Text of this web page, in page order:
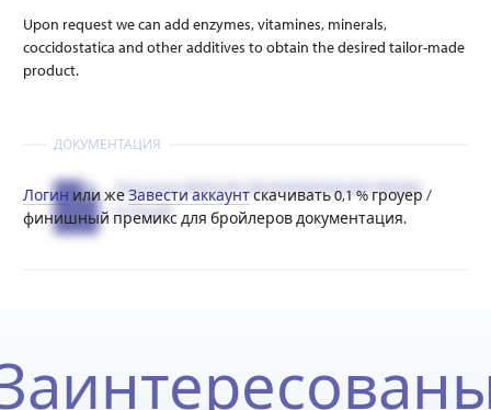
Upon request we can add enzymes, vitamines, minerals,
coccidostatica and other additives to obtain the desired tailor-made
product.
ДОКУМЕНТАЦИЯ
Datasheet BROILER GROWER&FINISHER PREMIX
0.1%.pdf
Логин или жеЗавести аккаунтскачивать 0,1 % гроуер /
финишный премикс для бройлеров документация.